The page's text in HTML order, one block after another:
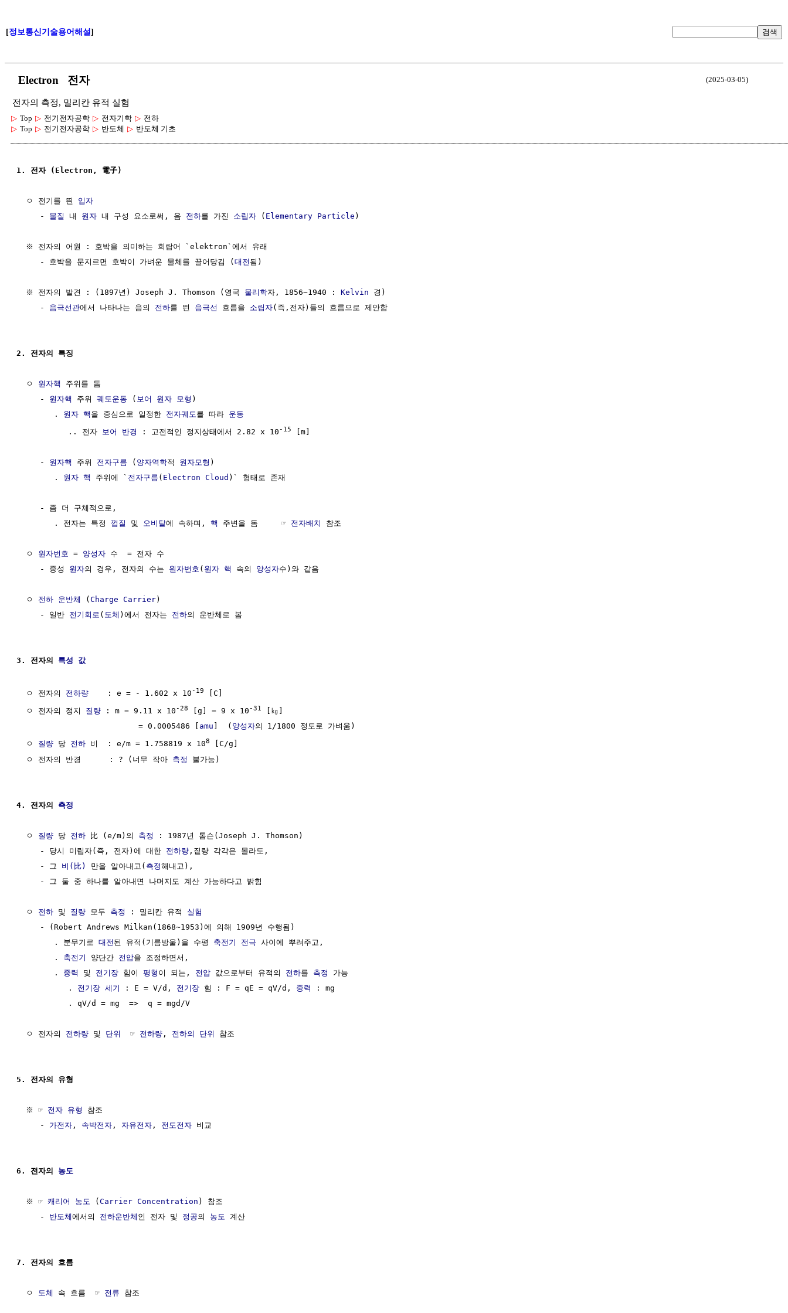
[정보통신기술용어해설] 검색
Electron 전자 (2025-03-05)
전자의 측정, 밀리칸 유적 실험
▷ Top ▷ 전기전자공학 ▷ 전자기학 ▷ 전하
▷ Top ▷ 전기전자공학 ▷ 반도체 ▷ 반도체 기초
1. 전자 (Electron, 電子)
  ㅇ 전기를 띈
입자
     -
물질 내 원자 내 구성 요소로써, 음 전하를 가진 소립자 ( Elementary Particle )
  ※ 전자의 어원 : 호박을 의미하는 희랍어 `elektron`에서 유래
     - 호박을 문지르면 호박이 가벼운 물체를 끌어당김 (
대전 됨)
  ※ 전자의 발견 : (1897년) Joseph J. Thomson (영국
물리학자, 1856~1940 : Kelvin 경)
     -
음극선관에서 나타나는 음의 전하를 띈 음극선 흐름을 소립자(즉,전자)들의 흐름으로 제안함
2. 전자의 특징
  ㅇ
원자핵
주위를 돔
     -
원자핵 주위 궤도운동 ( 보어 원자 모형 )
        .
원자 핵 을 중심으로 일정한 전자궤도 를 따라 운동
           .. 전자
보어 반경 : 고전적인 정지상태에서 2.82 x 10-15 [m]
     -
원자핵 주위 전자구름 ( 양자역학적 원자모형 )
        .
원자 핵 주위에 ` 전자구름 ( Electron Cloud )` 형태로 존재
     - 좀 더 구체적으로,
        . 전자는 특정
껍질 및 오비탈에 속하며, 핵 주변을 돔     ☞ 전자배치 참조
  ㅇ
원자번호 = 양성자 수  = 전자 수
     - 중성
원자의 경우, 전자의 수는 원자번호 ( 원자 핵 속의 양성자수)와 같음
  ㅇ
전하 운반체 ( Charge Carrier)
     - 일반
전기회로 ( 도체 )에서 전자는 전하의 운반체로 봄
3. 전자의 특성 값
  ㅇ 전자의
전하량
    : e = - 1.602 x 10
-19 [C]
  ㅇ 전자의 정지
질량 : m = 9.11 x 10-28 [g] = 9 x 10-31
[㎏]
                          = 0.0005486 [
amu ]  ( 양성자의 1/1800 정도로 가벼움)
  ㅇ
질량 당 전하 비  : e/m = 1.758819 x 108
[C/g]
  ㅇ 전자의 반경      : ? (너무 작아
측정 불가능)
4. 전자의 측정
  ㅇ
질량 당 전하 比 (e/m)의 측정
: 1987년 톰슨(Joseph J. Thomson)
     - 당시 미립자(즉, 전자)에 대한
전하량 ,짙량 각각은 몰라도,
     - 그
비(比) 만을 알아내고( 측정해내고),
     - 그 둘 중 하나를 알아내면 나머지도 계산 가능하다고 밝힘
  ㅇ
전하 및 질량 모두 측정 : 밀리칸 유적 실험
     - (Robert Andrews Milkan(1868~1953)에 의해 1909년 수행됨)
        . 분무기로
대전 된 유적(기름방울)을 수평 축전기 전극 사이에 뿌려주고,
        .
축전기 양단간 전압을 조정하면서,
        .
중력 및 전기장 힘이 평형 이 되는, 전압 값으로부터 유적의 전하를 측정
가능
           .
전기장 세기 : E = V/d, 전기장 힘 : F = qE = qV/d, 중력
: mg
           . qV/d = mg  =>  q = mgd/V
  ㅇ 전자의
전하량 및 단위
  ☞
전하량 , 전하의 단위 참조
5. 전자의 유형
  ※ ☞
전자 유형
참조
     -
가전자 , 속박전자 , 자유전자 , 전도전자 비교
6. 전자의 농도
  ※ ☞
캐리어 농도 ( Carrier Concentration ) 참조
     -
반도체에서의 전하운반체 인 전자 및 정공의 농도 계산
7. 전자의 흐름
  ㅇ
도체 속 흐름  ☞ 전류 참조